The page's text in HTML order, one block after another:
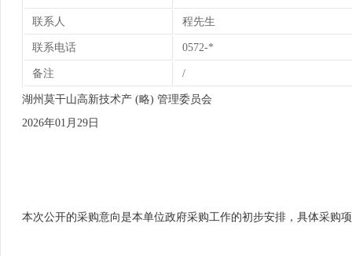
联系人 程先生
联系电话 0572-*
备注 /
湖州莫干山高新技术产 (略) 管理委员会
2026年01月29日
本次公开的采购意向是本单位政府采购工作的初步安排，具体采购